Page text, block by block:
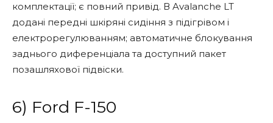
комплектації; є повний привід. В Avalanche LT
додані передні шкіряні сидіння з підігрівом і
електрорегулюванням; автоматичне блокування
заднього диференціала та доступний пакет
позашляхової підвіски.
6) Ford F-150